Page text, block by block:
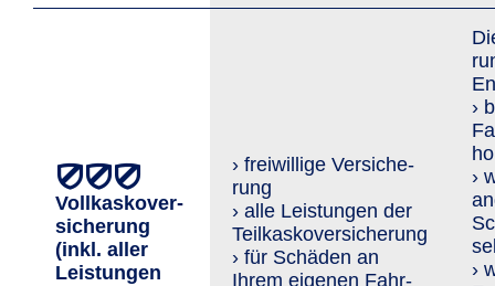
Vollkaskover­
sicherung
(inkl. aller
Leis­tungen
› freiwillige Ver­siche­
rung
› alle Leistungen der
Teilkaskoversicherung
› für Schäden an
Ihrem eigenen Fahr­
›
›
›